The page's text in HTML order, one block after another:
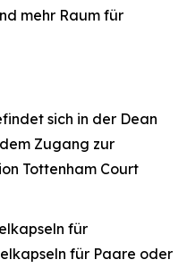
mehr Raum für
sich in der Dean
Zugang zur
Tottenham Court
für
für Paare oder